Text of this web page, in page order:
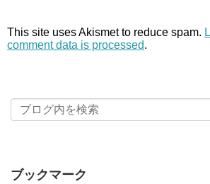
This site uses Akismet to reduce spam.
comment data is processed.
ブックマーク